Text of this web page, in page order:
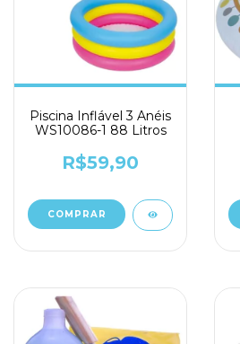
Piscina Inflável 3 Anéis
WS10086-1 88 Litros
R$59,90